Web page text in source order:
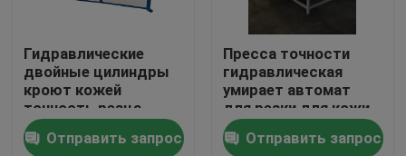
Спросите цитату
Гидровлический умирает автомат для резки
Гидравлические
двойные цилиндры
кроют кожей
точность резца
прессы
Отправить запрос
Пресса точности
гидравлическая
умирает автомат
для резки для кожи
Отправить запрос